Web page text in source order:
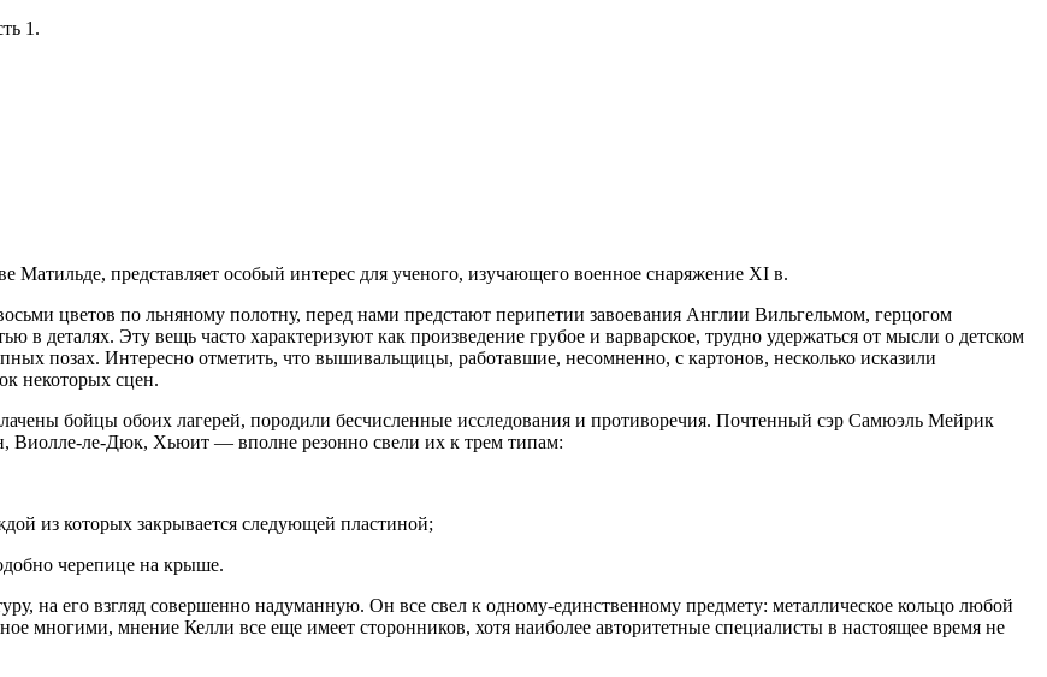
1.
представляет особый интерес для ученого, изучающего военное снаряжение XI в.
цветов по льняному полотну, перед нами предстают перипетии завоевания Англии Вильгельмом, герцогом
деталях. Эту вещь часто характеризуют как произведение грубое и варварское, трудно удержаться от мысли о детском
позах. Интересно отметить, что вышивальщицы, работавшие, несомненно, с картонов, несколько исказили
некоторых сцен.
бойцы обоих лагерей, породили бесчисленные исследования и противоречия. Почтенный сэр Самюэль Мейрик
Виолле-ле-Дюк, Хьюит — вполне резонно свели их к трем типам:
из которых закрывается следующей пластиной;
черепице на крыше.
на его взгляд совершенно надуманную. Он все свел к одному-единственному предмету: металлическое кольцо любой
многими, мнение Келли все еще имеет сторонников, хотя наиболее авторитетные специалисты в настоящее время не